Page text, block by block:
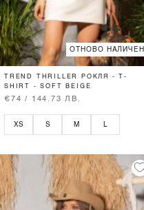
ОТНОВО НАЛИЧЕН
TREND THRILLER РОКЛЯ - T-
SHIRT - SOFT BEIGE
€74 / 144.73 ЛВ.
XS S M